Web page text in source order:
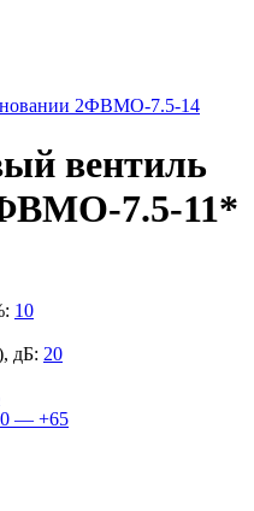
2ФВМO-7.5-14
вентиль
7.5-11*
: 10
дБ: 20
— +65